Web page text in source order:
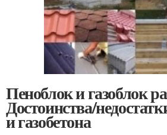
Пеноблок и газоблок
Достоинства/
и газобетона